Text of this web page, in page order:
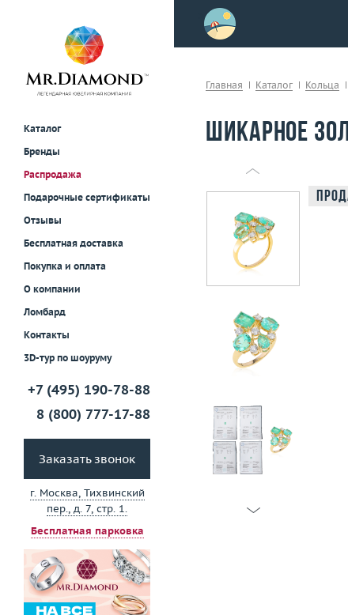
Каталог
Бренды
Распродажа
Подарочные сертификаты
Отзывы
Бесплатная доставка
Покупка и оплата
О компании
Ломбард
Контакты
3D-тур по шоуруму
+7 (495) 190-78-88
8 (800) 777-17-88
Заказать звонок
г. Москва, Тихвинский
пер., д. 7, стр. 1.
Бесплатная парковка
примерки!
Главная Каталог Кольца
Шикарное